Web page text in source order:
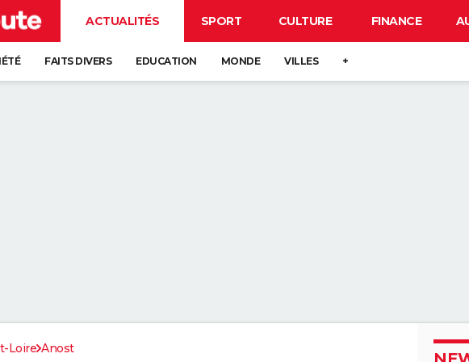
ACTUALITÉS SPORT CULTURE FINANCE
FAITS DIVERS EDUCATION MONDE VILLES +
Loire Anost